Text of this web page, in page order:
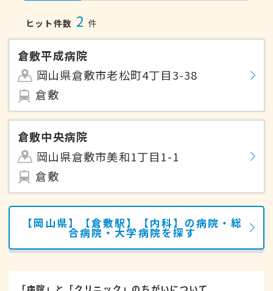
ヒット件数 2 件
倉敷平成病院
岡山県倉敷市老松町4丁目3-38
倉敷
倉敷中央病院
岡山県倉敷市美和1丁目1-1
倉敷
【岡山県】【倉敷駅】【内科】の病院・総
合病院・大学病院を探す